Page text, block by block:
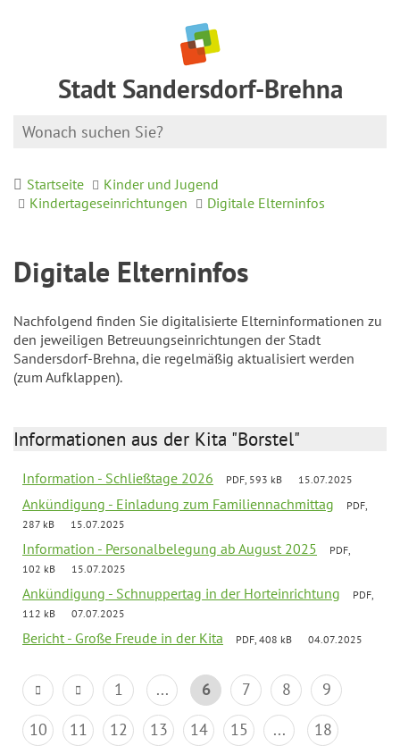
Stadt Sandersdorf-Brehna
Startseite
Kinder und Jugend
Kindertageseinrichtungen
Digitale Elterninfos
Digitale Elterninfos
Nachfolgend finden Sie digitalisierte Elterninformationen zu
den jeweiligen Betreuungseinrichtungen der Stadt
Sandersdorf-Brehna, die regelmäßig aktualisiert werden
(zum Aufklappen).
Informationen aus der Kita "Borstel"
Information - Schließtage 2026 PDF, 593 kB 15.07.2025
Ankündigung - Einladung zum Familiennachmittag
PDF,
287 kB
15.07.2025
Information - Personalbelegung ab August 2025
PDF,
102 kB
15.07.2025
Ankündigung - Schnuppertag in der Horteinrichtung
PDF,
112 kB
07.07.2025
Bericht - Große Freude in der Kita PDF, 408 kB 04.07.2025
1 ... 6 7 8
9
10
11 12 13 14 15 ... 18